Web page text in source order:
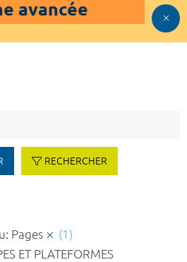
avancée
RECHERCHER
Pages
(1)
ET PLATEFORMES